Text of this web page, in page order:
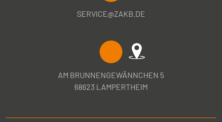
SERVICE@ZAKB.DE
AM BRUNNENGEWÄNNCHEN 5
68623 LAMPERTHEIM